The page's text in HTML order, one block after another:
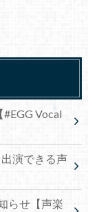
Vocal
演できる声
らせ【声楽